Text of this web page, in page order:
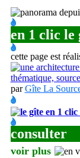
en 1 clic le
cette page est
parGîte La
consulter
voir plus